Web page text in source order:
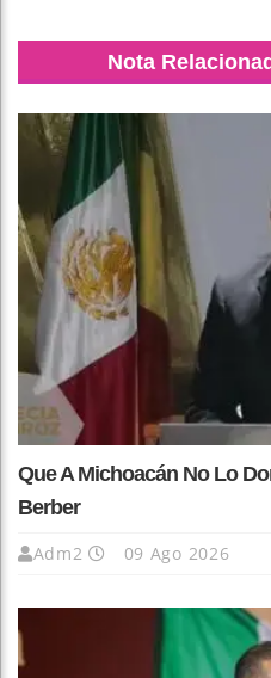
Nota
Que A Michoacán No Lo
Berber
Adm2 09 Ago 2026